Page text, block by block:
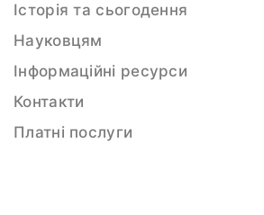
Історія та сьогодення
Науковцям
Інформаційні ресурси
Контакти
Платні послуги